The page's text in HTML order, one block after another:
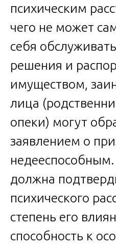
психическим
чего не может
себя
решения и
имуществом,
лица
опеки) могут
заявлением о
должна
психического
степень его
способность к